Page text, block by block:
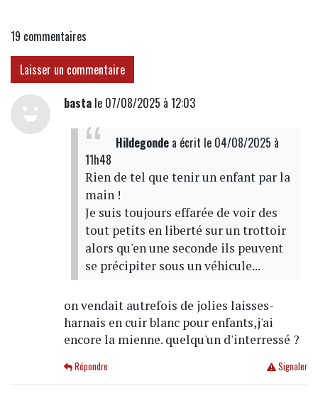
19 commentaires
Laisser un commentaire
bastale 07/08/2025 à 12:03
Hildegondea écrit le 04/08/2025 à
11h48
Rien de tel que tenir un enfant par la
main !
Je suis toujours effarée de voir des
tout petits en liberté sur un trottoir
alors qu'en une seconde ils peuvent
se précipiter sous un véhicule...
on vendait autrefois de jolies laisses-
harnais en cuir blanc pour enfants,j'ai
encore la mienne. quelqu'un d'interressé ?
Signaler
Répondre